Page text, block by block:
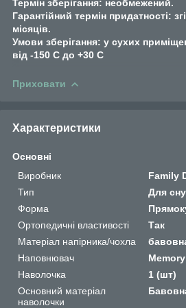
Термін зберігання: необмежений.
Гарантійний термін придатності:
місяців.
Умови зберігання: у сухих
від -150 С до +30 С
Приховати
Характеристики
Основні
Виробник
Family
Тип
Для сну
Форма
Ортопедичні властивості
Так
Матеріал напірника/чохла
Наповнювач
Наволочка
1 (шт)
Основний матеріал
наволочки